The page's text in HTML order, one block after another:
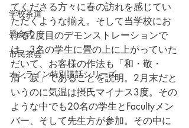
学校茶道
発会式
市民茶会
オンライン特別講話シリーズ
てくださる方々に春の訪れを感じてい
ただくような揃え。そして当学校にお
ける2度目のデモンストレーションで
は、3名の学生に畳の上に上がっていた
だいて、お客様の作法も「和・敬・
清・寂」であることを説明。2月末だと
いうのに気温は摂氏マイナス3度。その
ような中でも20名の学生とFacultyメン
バー、そして先生方が参加。その中に